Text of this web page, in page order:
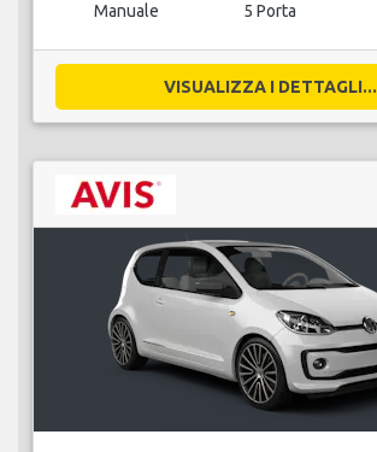
Manuale 5 Porta
VISUALIZZA I DETTAGLI...